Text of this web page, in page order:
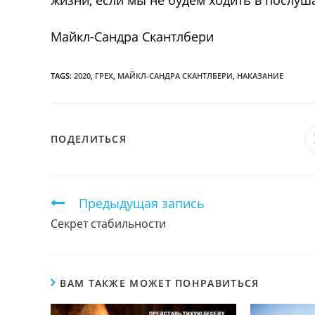
Майкл-Сандра Скантлбери
TAGS: 2020, ГРЕХ, МАЙКЛ-САНДРА СКАНТЛБЕРИ, НАКАЗАНИЕ
ПОДЕЛИТЬСЯ
Продолжить
чтение
Предыдущая запись
Секрет стабильности
ВАМ ТАКЖЕ МОЖЕТ ПОНРАВИТЬСЯ